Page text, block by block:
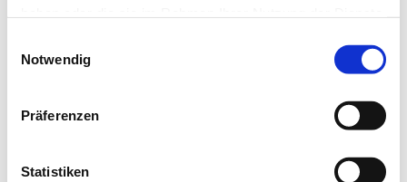
Notwendig
Präferenzen
Statistiken